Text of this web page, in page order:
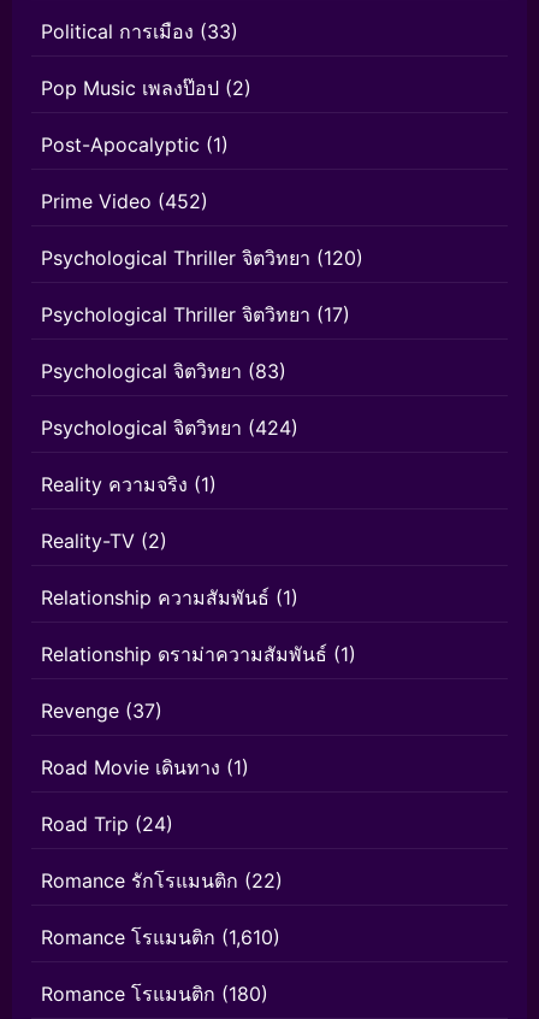
Political การเมือง (33)
Pop Music เพลงป๊อป (2)
Post-Apocalyptic (1)
Prime Video (452)
Psychological Thriller จิตวิทยา (120)
Psychological Thriller จิตวิทยา (17)
Psychological จิตวิทยา (83)
Psychological จิตวิทยา (424)
Reality ความจริง (1)
Reality-TV (2)
Relationship ความสัมพันธ์ (1)
Relationship ดราม่าความสัมพันธ์ (1)
Revenge (37)
Road Movie เดินทาง (1)
Road Trip (24)
Romance รักโรแมนติก (22)
Romance โรแมนติก (1,610)
Romance โรแมนติก (180)